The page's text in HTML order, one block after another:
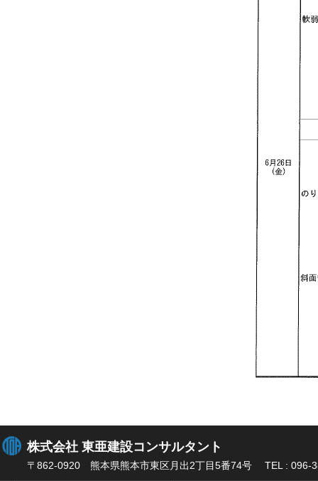
株式会社 東亜建設コンサルタント
〒862-0920 熊本県熊本市東区月出2丁目5番74号 TEL :